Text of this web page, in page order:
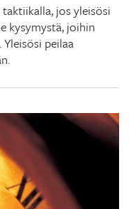
jos yleisösi
kysymystä, joihin
peilaa